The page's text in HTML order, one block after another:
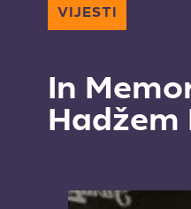
VIJESTI
In
Hadžem